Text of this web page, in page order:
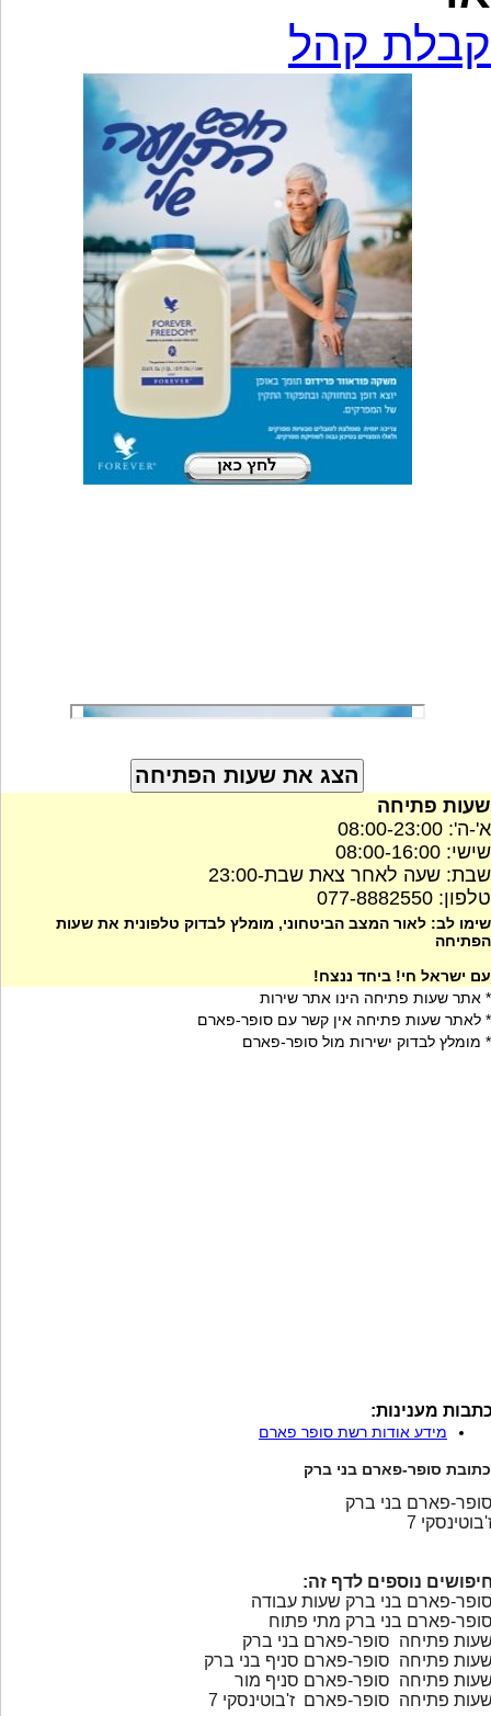
קבלת קהל
שעות פתיחה
א'-ה': 08:00-23:00
שישי: 08:00-16:00
שבת: שעה לאחר צאת שבת-23:00
טלפון: 077-8882550
שימו לב: לאור המצב הביטחוני, מומלץ לבדוק טלפונית את שעות
הפתיחה
עם ישראל חי! ביחד ננצח!
* אתר שעות פתיחה הינו אתר שירות
* לאתר שעות פתיחה אין קשר עם סופר-פארם
* מומלץ לבדוק ישירות מול סופר-פארם
מענינות:
מידע אודות רשת סופר פארם
כתובת סופר-פארם בני ברק
פארם בני ברק
7
נוספים לדף זה:
פארם בני ברק שעות עבודה
פארם בני ברק מתי פתוח
פתיחה סופר-פארם בני ברק
פתיחה סופר-פארם סניף בני ברק
פתיחה סופר-פארם סניף מור
פתיחה סופר-פארם ז'בוטינסקי 7